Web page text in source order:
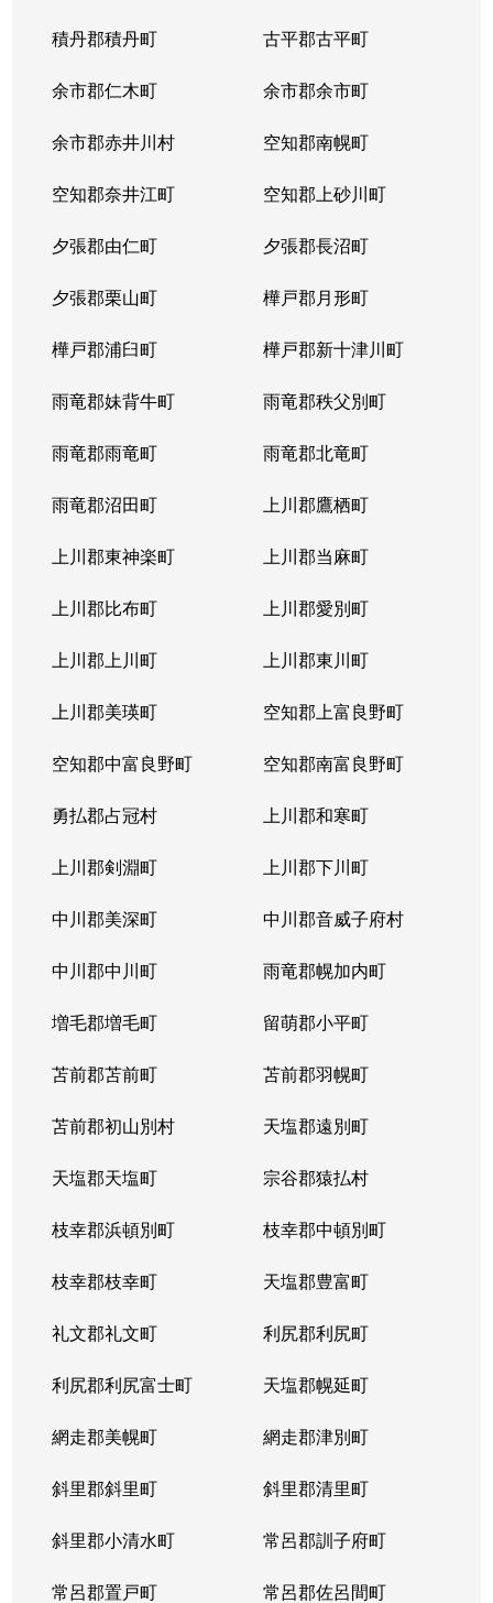
積丹郡積丹町 古平郡古平町
余市郡仁木町 余市郡余市町
余市郡赤井川村 空知郡南幌町
空知郡奈井江町 空知郡上砂川町
夕張郡由仁町 夕張郡長沼町
夕張郡栗山町 樺戸郡月形町
樺戸郡浦臼町 樺戸郡新十津川町
雨竜郡妹背牛町 雨竜郡秩父別町
雨竜郡雨竜町 雨竜郡北竜町
雨竜郡沼田町 上川郡鷹栖町
上川郡東神楽町 上川郡当麻町
上川郡比布町 上川郡愛別町
上川郡上川町 上川郡東川町
上川郡美瑛町 空知郡上富良野町
空知郡中富良野町 空知郡南富良野町
勇払郡占冠村 上川郡和寒町
上川郡剣淵町 上川郡下川町
中川郡美深町 中川郡音威子府村
中川郡中川町 雨竜郡幌加内町
増毛郡増毛町 留萌郡小平町
苫前郡苫前町 苫前郡羽幌町
苫前郡初山別村 天塩郡遠別町
天塩郡天塩町 宗谷郡猿払村
枝幸郡浜頓別町 枝幸郡中頓別町
枝幸郡枝幸町 天塩郡豊富町
礼文郡礼文町 利尻郡利尻町
利尻郡利尻富士町 天塩郡幌延町
網走郡美幌町 網走郡津別町
斜里郡斜里町 斜里郡清里町
斜里郡小清水町 常呂郡訓子府町
常呂郡置戸町 常呂郡佐呂間町